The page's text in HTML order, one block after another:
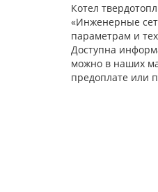
Котел
«Инженерные
параметрам и
Доступна
можно в наших
предоплате или